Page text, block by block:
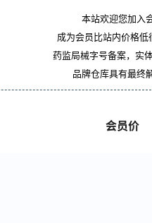
本站欢迎您加入
成为会员比站内价格低
药监局械字号备案，实
品牌仓库具有最终
会员价